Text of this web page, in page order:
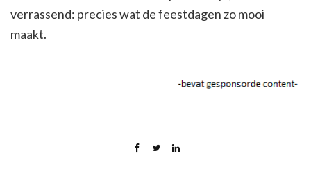
verrassend: precies wat de feestdagen zo mooi
maakt.